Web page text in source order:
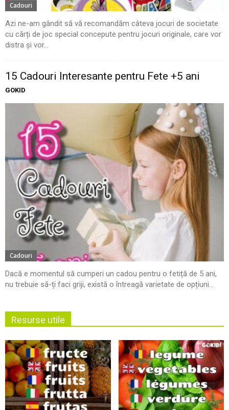
Cadouri
Azi ne-am gândit să vă recomandăm câteva jocuri de societate
cu cărți de joc special concepute pentru jocuri originale, care vor
distra și vor...
15 Cadouri Interesante pentru Fete +5 ani
GOKID
Cadouri
Dacă e momentul să cumperi un cadou pentru o fetiță de 5 ani,
nu trebuie să-ți faci griji, există o întreagă varietate de opțiuni...
Resurse utile